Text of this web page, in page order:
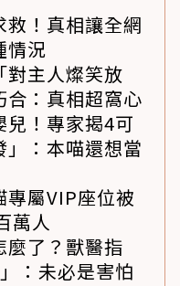
！真相讓全網
情況
對主人燦笑放
合：真相超窩心
兒！專家揭4可
：本喵還想當
專屬VIP座位被
萬人
麼了？獸醫指
：未必是害怕